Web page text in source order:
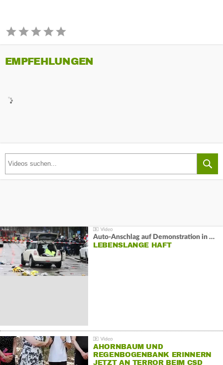
EMPFEHLUNGEN
Auto-Anschlag auf Demonstration in München:
LEBENSLANGE HAFT
AHORNBAUM UND
REGENBOGENBANK ERINNERN
JETZT AN TERROR BEIM CSD